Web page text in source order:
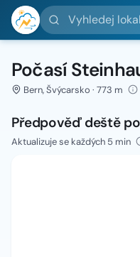
Vyhledej lokality
Počasí
Bern, Švýcarsko · 773 m
Předpověď deště
Aktualizuje se každých 5 min